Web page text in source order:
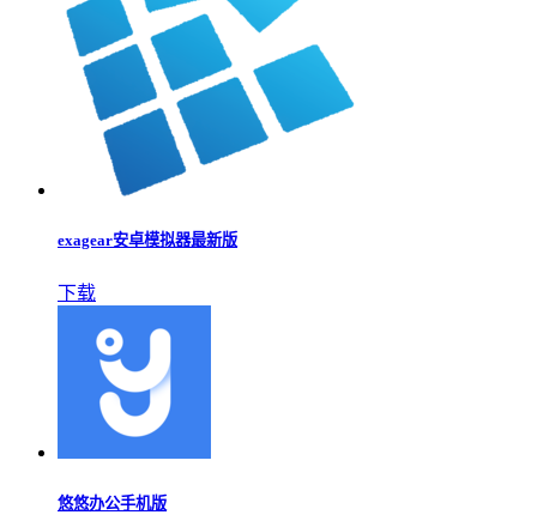
exagear安卓模拟器最新版
下载
悠悠办公手机版